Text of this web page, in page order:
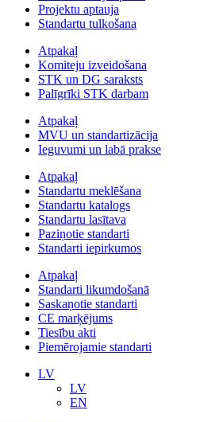
Projektu aptauja
Standartu tulkošana
Atpakaļ
Komiteju izveidošana
STK un DG saraksts
Palīgrīki STK darbam
Atpakaļ
MVU un standartizācija
Ieguvumi un labā prakse
Atpakaļ
Standartu meklēšana
Standartu katalogs
Standartu lasītava
Paziņotie standarti
Standarti iepirkumos
Atpakaļ
Standarti likumdošanā
Saskaņotie standarti
CE marķējums
Tiesību akti
Piemērojamie standarti
LV
LV
EN